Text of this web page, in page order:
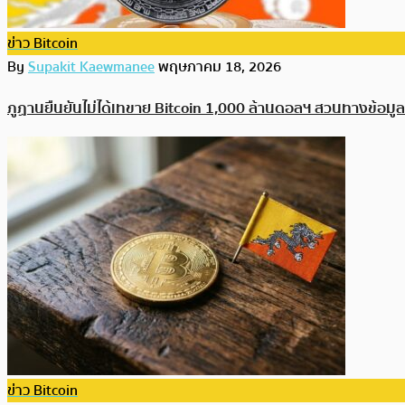
ข่าว Bitcoin
BySupakit Kaewmaneeพฤษภาคม 18, 2026
ภูฏานยืนยันไม่ได้เทขาย Bitcoin 1,000 ล้านดอลฯ สวนทางข้อมู
ข่าว Bitcoin